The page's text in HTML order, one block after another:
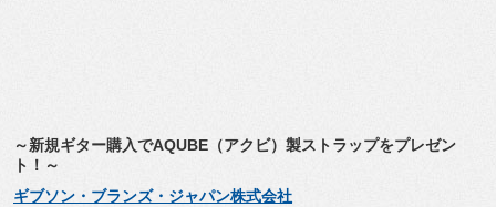
～新規ギター購入でAQUBE（アクビ） 製ストラップをプレゼン
ト！～
ギブソン・ブランズ・ジャパン株式会社